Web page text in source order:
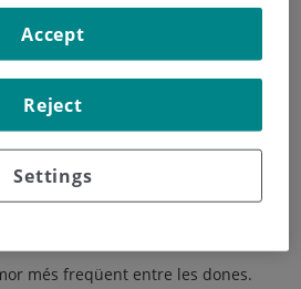
més freqüent entre les dones.
Settings
Reject
Accept